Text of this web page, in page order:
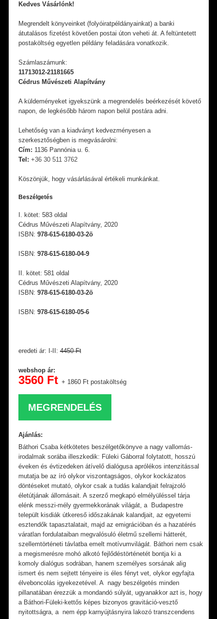
Kedves Vásárlónk!
Megrendelt könyveinket (folyóiratpéldányainkat) a banki
átutalásos fizetést követően postai úton veheti át. A feltüntetett
postaköltség egyetlen példány feladására vonatkozik.
Számlaszámunk:
11713012-21181665
Cédrus Művészeti Alapítvány
A küldeményeket igyekszünk a megrendelés beérkezését követő
napon, de legkésőbb három napon belül postára adni.
Lehetőség van a kiadványt kedvezményesen a
szerkesztőségben is megvásárolni:
Cím: 1136 Pannónia u. 6.
Tel: +36 30 511 3762
Köszönjük, hogy vásárlásával értékeli munkánkat.
Beszélgetés
I. kötet: 583 oldal
Cédrus Művészeti Alapítvány, 2020
ISBN: 978-615-6180-03-2ö
ISBN: 978-615-6180-04-9
II. kötet: 581 oldal
Cédrus Művészeti Alapítvány, 2020
ISBN: 978-615-6180-03-2ö
ISBN: 978-615-6180-05-6
eredeti ár: I-II:4450 Ft
webshop ár:
3560 Ft + 1860 Ft postaköltség
MEGRENDELÉS
Ajánlás:
Báthori Csaba kétkötetes beszélgetőkönyve a nagy vallomás-
irodalmak sorába illeszkedik: Füleki Gáborral folytatott, hosszú
éveken és évtizedeken átívelő dialógusa aprólékos intenzitással
mutatja be az író olykor viszontagságos, olykor kockázatos
döntéseket mutató, olykor csak a tudás kalandjait felrajzoló
életútjának állomásait. A szerző megkapó elmélyüléssel tárja
elénk messzi-mély gyermekkorának világát, a Budapestre
települt kisdiák útkereső időszakának kalandjait, az egyetemi
esztendők tapasztalatait, majd az emigrációban és a hazatérés
váratlan fordulataiban megvalósuló életmű szellemi hátterét,
szellemtörténeti távlatba emelt motívumvilágát. Báthori nem csak
a megismerésre mohó alkotó fejlődéstörténetét bontja ki a
komoly dialógus sodrában, hanem személyes sorsának alig
ismert és nem sejtett tényeire is éles fényt vet, olykor egyfajta
élveboncolás igyekezetével. A nagy beszélgetés minden
pillanatában érezzük a mondandó súlyát, ugyanakkor azt is, hogy
a Báthori-Füleki-kettős képes bizonyos gravitáció-vesztő
nyitottságra, a nem épp karnyújtásnyira lakozó transzcendens